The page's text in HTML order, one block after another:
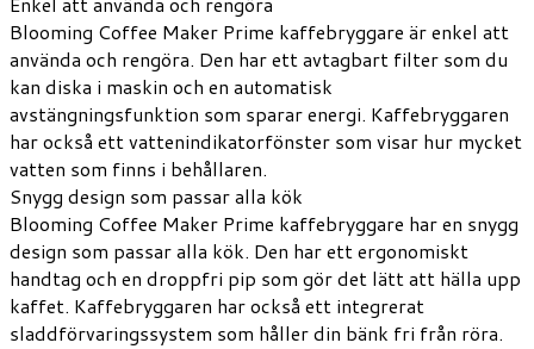
Blooming Coffee Maker Prime kaffebryggare är enkel att
använda och rengöra. Den har ett avtagbart filter som du
kan diska i maskin och en automatisk
avstängningsfunktion som sparar energi. Kaffebryggaren
har också ett vattenindikatorfönster som visar hur mycket
vatten som finns i behållaren.
Snygg design som passar alla kök
Blooming Coffee Maker Prime kaffebryggare har en snygg
design som passar alla kök. Den har ett ergonomiskt
handtag och en droppfri pip som gör det lätt att hälla upp
kaffet. Kaffebryggaren har också ett integrerat
sladdförvaringssystem som håller din bänk fri från röra.